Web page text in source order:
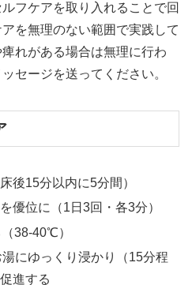
フケアを取り入れることで回
を無理のない範囲で実践して
れがある場合は無理に行わ
セージを送ってください。
後15分以内に5分間）
優位に（1日3回・各3分）
38-40℃）
にゆっくり浸かり（15分程
進する